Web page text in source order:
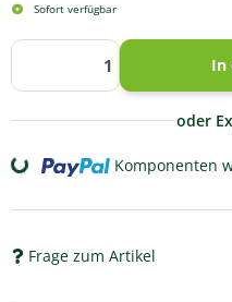
In
Sofort verfügbar
oder
Loading... Komponenten
Frage zum Artikel